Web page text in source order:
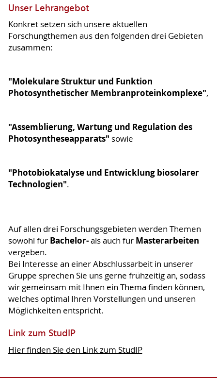
Unser Lehrangebot
Konkret setzen sich unsere aktuellen
Forschungthemen aus den folgenden drei Gebieten
zusammen:
"Molekulare Struktur und Funktion
Photosynthetischer Membranproteinkomplexe",
"Assemblierung, Wartung und Regulation des
Photosyntheseapparats" sowie
"Photobiokatalyse und Entwicklung biosolarer
Technologien".
Auf allen drei Forschungsgebieten werden Themen
sowohl für Bachelor-als auch für Masterarbeiten
vergeben.
Bei Interesse an einer Abschlussarbeit in unserer
Gruppe sprechen Sie uns gerne frühzeitig an, sodass
wir gemeinsam mit Ihnen ein Thema finden können,
welches optimal Ihren Vorstellungen und unseren
Möglichkeiten entspricht.
Link zum StudIP
Hier finden Sie den Link zum StudIP